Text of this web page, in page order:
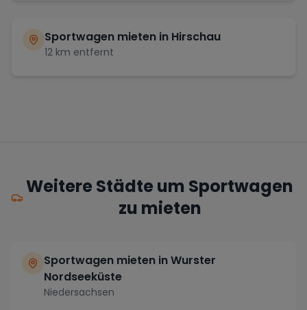
Sportwagen mieten in Hirschau
12 km entfernt
Weitere Städte um Sportwagen
zu mieten
Sportwagen mieten in Wurster
Nordseeküste
Niedersachsen